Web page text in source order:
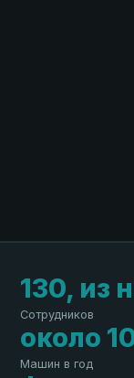
130, из
Сотрудников
около
Машин в год